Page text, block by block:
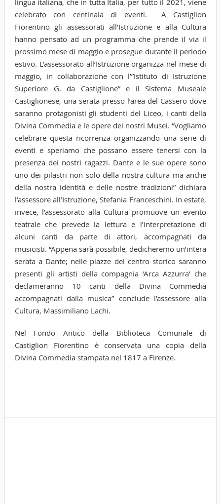
celebrato con centinaia di eventi. A Castiglion
Fiorentino gli assessorati all’Istruzione e alla Cultura
hanno pensato ad un programma che prende il via il
prossimo mese di maggio e prosegue durante il periodo
estivo. L’assessorato all’Istruzione organizza nel mese di
maggio, in collaborazione con l’”Istituto di Istruzione
Superiore G. da Castiglione” e il Sistema Museale
Castiglionese, una serata presso l’area del Cassero dove
saranno protagonisti gli studenti del Liceo, i canti della
Divina Commedia e le opere dei nostri Musei. “Vogliamo
celebrare questa ricorrenza organizzando una serie di
eventi e speriamo che possano essere tenersi con la
presenza dei nostri ragazzi. Dante e le sue opere sono
uno dei pilastri non solo della nostra cultura ma anche
della nostra identità e delle nostre tradizioni” dichiara
l’assessore all’Istruzione, Stefania Franceschini. In estate,
invece, l’assessorato alla Cultura promuove un evento
teatrale che prevede la lettura e l’interpretazione di
alcuni canti da parte di attori, accompagnati da
musicisti. “Appena sarà possibile, dedicheremo un’intera
serata a Dante; nelle piazze del centro storico saranno
presenti gli artisti della compagnia ‘Arca Azzurra’ che
declameranno 10 canti della Divina Commedia
accompagnati dalla musica” conclude l’assessore alla
Cultura, Massimiliano Lachi.
Nel Fondo Antico della Biblioteca Comunale di
Castiglion Fiorentino è conservata una copia della
Divina Commedia stampata nel 1817 a Firenze.